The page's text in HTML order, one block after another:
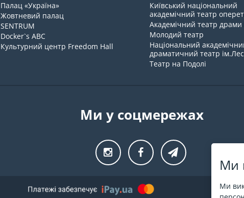
Ми
Ми
Палац «Україна»
Жовтневий палац
SENTRUM
Docker`s ABC
Культурний центр Freedom Hall
Київський національний
академічний театр
Академічний театр драми
Молодий театр
Національний
драматичний театр
Театр на Подолі
Ми у соцмережах